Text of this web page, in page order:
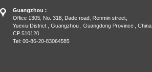
Guangzhou :
Office 1305, No. 318, Dade road, Renmin street,
Yuexiu District , Guangzhou , Guangdong Province , China
CP 510120
Tel: 00-86-20-83064585